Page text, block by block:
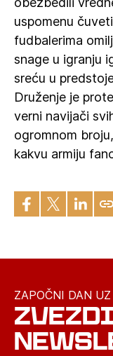
uspomenu
fudbalerima
snage u igranju
sreću u
Druženje je
verni navijači
ogromnom
kakvu armiju
ZAPOČNI DAN